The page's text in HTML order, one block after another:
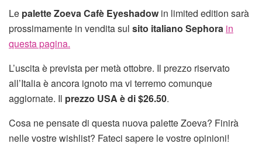
Le palette Zoeva Cafè Eyeshadow in limited edition sarà
prossimamente in vendita sul sito italiano Sephora in
questa pagina.
L’uscita è prevista per metà ottobre. Il prezzo riservato
all’Italia è ancora ignoto ma vi terremo comunque
aggiornate. Il prezzo USA è di $26.50.
Cosa ne pensate di questa nuova palette Zoeva? Finirà
nelle vostre wishlist? Fateci sapere le vostre opinioni!